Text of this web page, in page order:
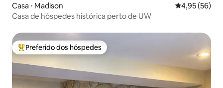
Casa ⋅ Madison 4,95 de uma
4,95 (56)
Casa de hóspedes histórica perto de UW
Entre os melhores preferidos dos hóspedes
Preferido dos hóspedes